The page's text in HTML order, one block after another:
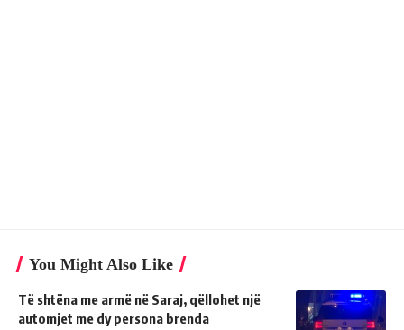
You Might Also Like
Të shtëna me armë në Saraj, qëllohet një
automjet me dy persona brenda